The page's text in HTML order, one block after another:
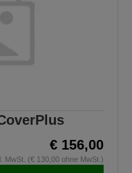
€ 156,00
MwSt. (€ 130,00 ohne MwSt.)